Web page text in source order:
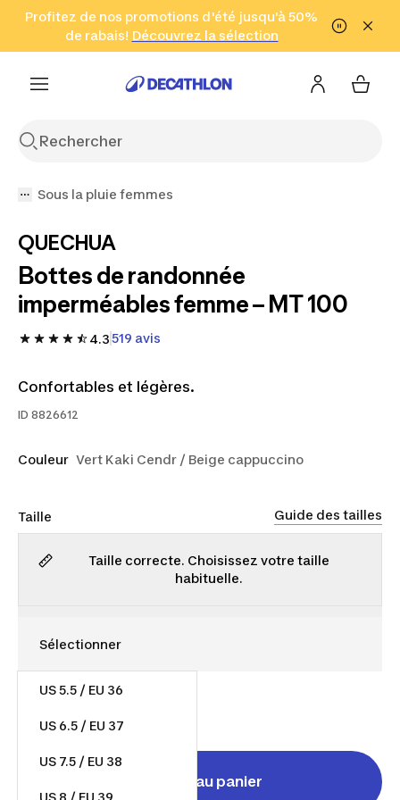
Aller à la recherche Aller au contenu Aller au pied de
Profitez de nos promotions d'été jusqu'à 50%
de rabais! Découvrez la sélection
Cliquez ici
en seulement 2 h!
(Zones sélectionnées)
Sous la pluie femmes
QUECHUA
Bottes de randonnée
imperméables femme – MT 100
4.3519 avis
Confortables et légères.
ID 8826612
Couleur Vert Kaki Cendr / Beige cappuccino
Taille Guide des tailles
Taille correcte. Choisissez votre taille
habituelle.
US 5.5 / EU 36
US 6.5 / EU 37
US 7.5 / EU 38
US 8 / EU 39
Ajouter au panier